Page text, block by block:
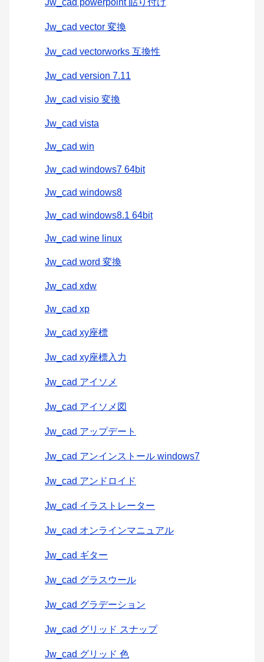
Jw_cad powerpoint 貼り付け
Jw_cad vector 変換
Jw_cad vectorworks 互換性
Jw_cad version 7.11
Jw_cad visio 変換
Jw_cad vista
Jw_cad win
Jw_cad windows7 64bit
Jw_cad windows8
Jw_cad windows8.1 64bit
Jw_cad wine linux
Jw_cad word 変換
Jw_cad xdw
Jw_cad xp
Jw_cad xy座標
Jw_cad xy座標入力
Jw_cad アイソメ
Jw_cad アイソメ図
Jw_cad アップデート
Jw_cad アンインストール windows7
Jw_cad アンドロイド
Jw_cad イラストレーター
Jw_cad オンラインマニュアル
Jw_cad ギター
Jw_cad グラスウール
Jw_cad グラデーション
Jw_cad グリッド スナップ
Jw_cad グリッド 色